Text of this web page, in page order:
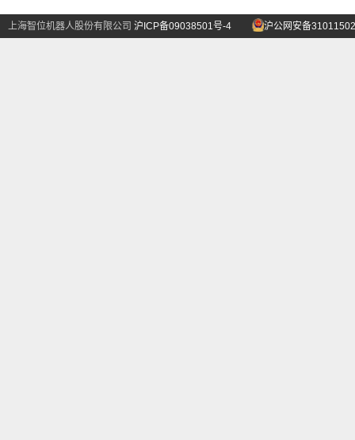
上海智位机器人股份有限公司 沪ICP备09038501号-4 沪公网安备